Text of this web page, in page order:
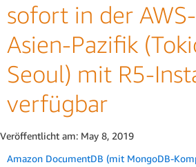
sofort in der
Asien-Pazifik
Seoul) mit R5-
verfügbar
Veröffentlicht am: May 8, 2019
Amazon DocumentDB (mit MongoDB-